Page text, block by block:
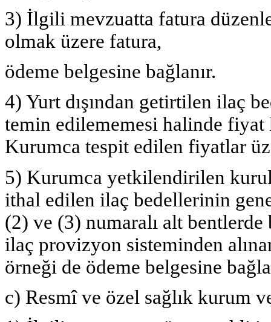
3) İlgili mevzuatta fatura
olmak üzere fatura,
ödeme belgesine bağlanır.
4) Yurt dışından getirtilen ilaç
temin edilememesi halinde fiyat
Kurumca tespit edilen fiyatlar
5) Kurumca yetkilendirilen
ithal edilen ilaç bedellerinin
(2) ve (3) numaralı alt
ilaç provizyon sisteminden
örneği de ödeme belgesine
c) Resmî ve özel sağlık kurum